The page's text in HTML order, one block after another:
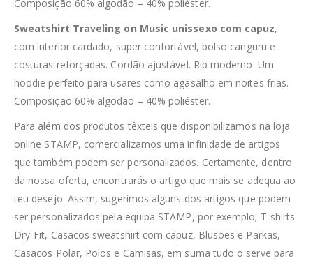
Composição 60% algodão – 40% poliéster.
Sweatshirt Traveling on Music unissexo com capuz,
com interior cardado, super confortável, bolso canguru e
costuras reforçadas. Cordão ajustável. Rib moderno. Um
hoodie perfeito para usares como agasalho em noites frias.
Composição 60% algodão – 40% poliéster.
Para além dos produtos têxteis que disponibilizamos na loja
online STAMP, comercializamos uma infinidade de artigos
que também podem ser personalizados. Certamente, dentro
da nossa oferta, encontrarás o artigo que mais se adequa ao
teu desejo. Assim, sugerimos alguns dos artigos que podem
ser personalizados pela equipa STAMP, por exemplo; T-shirts
Dry-Fit, Casacos sweatshirt com capuz, Blusões e Parkas,
Casacos Polar, Polos e Camisas, em suma tudo o serve para